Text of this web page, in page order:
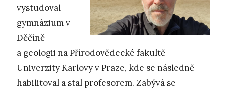
vystudoval
gymnázium v
Děčíně
a geologii na Přírodovědecké fakultě
Univerzity Karlovy v Praze, kde se následně
habilitoval a stal profesorem. Zabývá se